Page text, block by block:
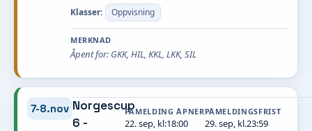
Klasser: Oppvisning
MERKNAD
Åpent for: GKK, HIL, KKL, LKK, SIL
7-8.nov Norgescup
6 -
PÅMELDING ÅPNER
22. sep, kl:18:00
PÅMELDINGSFRIST
29. sep, kl.23:59